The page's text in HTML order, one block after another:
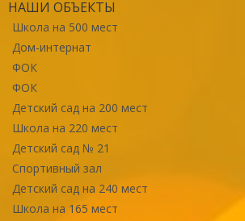
НАШИ ОБЪЕКТЫ
Школа на 500 мест
Дом-интернат
ФОК
ФОК
Детский сад на 200 мест
Школа на 220 мест
Детский сад № 21
Спортивный зал
Детский сад на 240 мест
Школа на 165 мест